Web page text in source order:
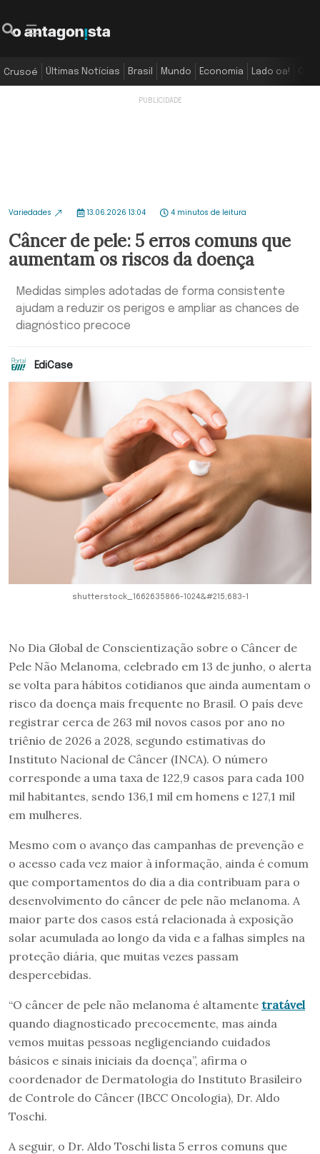
Crusoé Últimas Notícias Brasil Mundo Economia Lado oa!
Variedades 13.06.2026 13:04 4 minutos de leitura
Câncer de pele: 5 erros comuns que
aumentam os riscos da doença
Medidas simples adotadas de forma consistente
ajudam a reduzir os perigos e ampliar as chances de
diagnóstico precoce
EdiCase
shutterstock_1662635866-1024&#215;683-1
No Dia Global de Conscientização sobre o Câncer de
Pele Não Melanoma, celebrado em 13 de junho, o alerta
se volta para hábitos cotidianos que ainda aumentam o
risco da doença mais frequente no Brasil. O país deve
registrar cerca de 263 mil novos casos por ano no
triênio de 2026 a 2028, segundo estimativas do
Instituto Nacional de Câncer (INCA). O número
corresponde a uma taxa de 122,9 casos para cada 100
mil habitantes, sendo 136,1 mil em homens e 127,1 mil
em mulheres.
Mesmo com o avanço das campanhas de prevenção e
o acesso cada vez maior à informação, ainda é comum
que comportamentos do dia a dia contribuam para o
desenvolvimento do câncer de pele não melanoma. A
maior parte dos casos está relacionada à exposição
solar acumulada ao longo da vida e a falhas simples na
proteção diária, que muitas vezes passam
despercebidas.
“O câncer de pele não melanoma é altamente tratável
quando diagnosticado precocemente, mas ainda
vemos muitas pessoas negligenciando cuidados
básicos e sinais iniciais da doença”, afirma o
coordenador de Dermatologia do Instituto Brasileiro
de Controle do Câncer (IBCC Oncologia), Dr. Aldo
Toschi.
A seguir, o Dr. Aldo Toschi lista 5 erros comuns que